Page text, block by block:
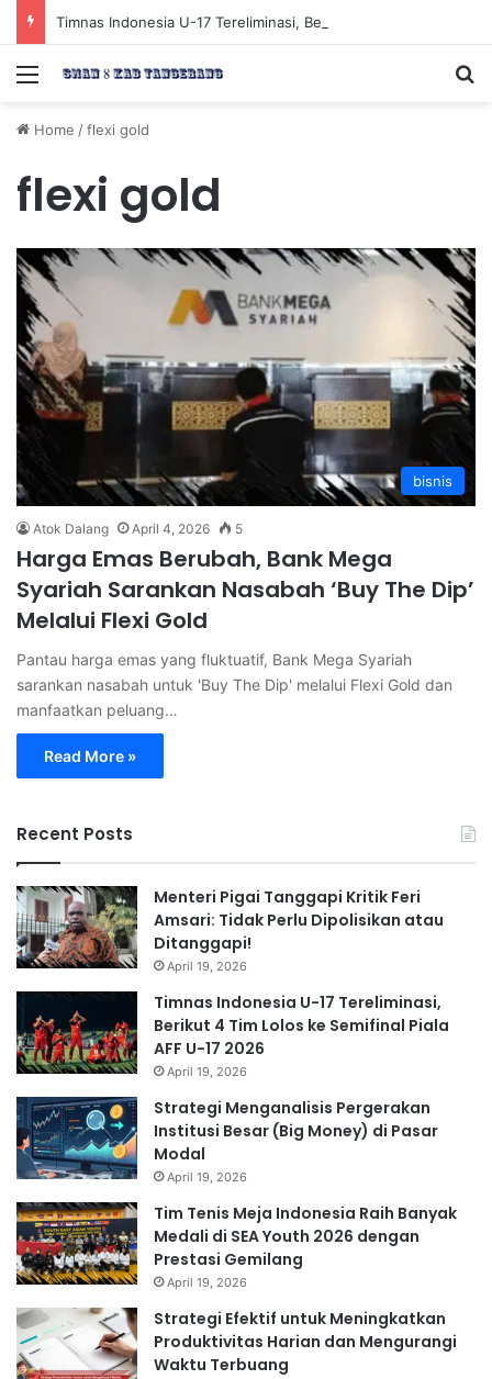
Menu
Home /flexi gold
flexi gold
bisnis
Atok Dalang April 4, 2026 5
Harga Emas Berubah, Bank Mega
Syariah Sarankan Nasabah ‘Buy The Dip’
Melalui Flexi Gold
Pantau harga emas yang fluktuatif, Bank Mega Syariah
sarankan nasabah untuk 'Buy The Dip' melalui Flexi Gold dan
manfaatkan peluang…
Read More »
Recent Posts
Menteri Pigai Tanggapi Kritik Feri
Amsari: Tidak Perlu Dipolisikan atau
Ditanggapi!
April 19, 2026
Timnas Indonesia U-17 Tereliminasi,
Berikut 4 Tim Lolos ke Semifinal Piala
AFF U-17 2026
April 19, 2026
Strategi Menganalisis Pergerakan
Institusi Besar (Big Money) di Pasar
Modal
April 19, 2026
Tim Tenis Meja Indonesia Raih Banyak
Medali di SEA Youth 2026 dengan
Prestasi Gemilang
April 19, 2026
Strategi Efektif untuk Meningkatkan
Produktivitas Harian dan Mengurangi
Waktu Terbuang